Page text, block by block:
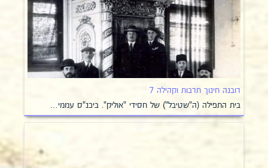
רובנה חינוך תרבות וקהילה 7
בית התפילה (ה"שטיבל") של חסידי "אוליק". ביכנ"ס עממי…